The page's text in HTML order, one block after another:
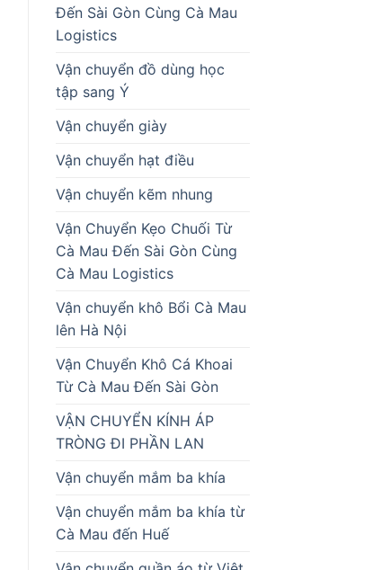
Đến Sài Gòn Cùng Cà Mau
Logistics
Vận chuyển đồ dùng học
tập sang Ý
Vận chuyển giày
Vận chuyển hạt điều
Vận chuyển kẽm nhung
Vận Chuyển Kẹo Chuối Từ
Cà Mau Đến Sài Gòn Cùng
Cà Mau Logistics
Vận chuyển khô Bổi Cà Mau
lên Hà Nội
Vận Chuyển Khô Cá Khoai
Từ Cà Mau Đến Sài Gòn
VẬN CHUYỂN KÍNH ÁP
TRÒNG ĐI PHẦN LAN
Vận chuyển mắm ba khía
Vận chuyển mắm ba khía từ
Cà Mau đến Huế